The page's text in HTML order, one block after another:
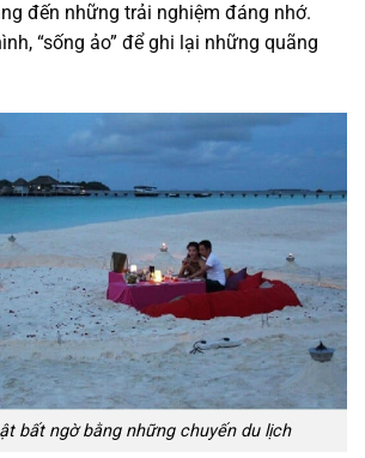
đến những trải nghiệm đáng nhớ.
“sống ảo” để ghi lại những quãng
bất ngờ bằng những chuyến du lịch